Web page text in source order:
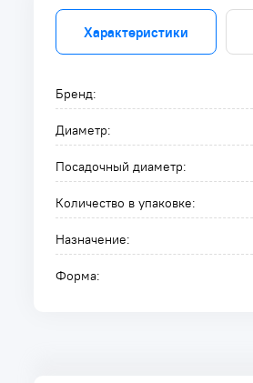
Характеристики
Бренд:
Диаметр:
Посадочный диаметр:
Количество в упаковке:
Назначение:
Форма: